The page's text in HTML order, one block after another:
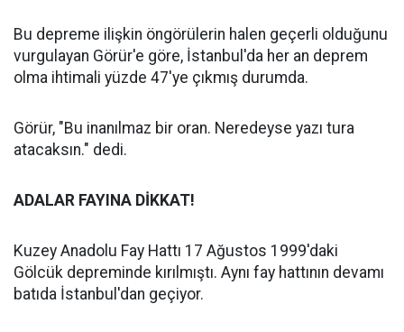
Bu depreme ilişkin öngörülerin halen geçerli olduğunu
vurgulayan Görür'e göre, İstanbul'da her an deprem
olma ihtimali yüzde 47'ye çıkmış durumda.
Görür, "Bu inanılmaz bir oran. Neredeyse yazı tura
atacaksın." dedi.
ADALAR FAYINA DİKKAT!
Kuzey Anadolu Fay Hattı 17 Ağustos 1999'daki
Gölcük depreminde kırılmıştı. Aynı fay hattının devamı
batıda İstanbul'dan geçiyor.